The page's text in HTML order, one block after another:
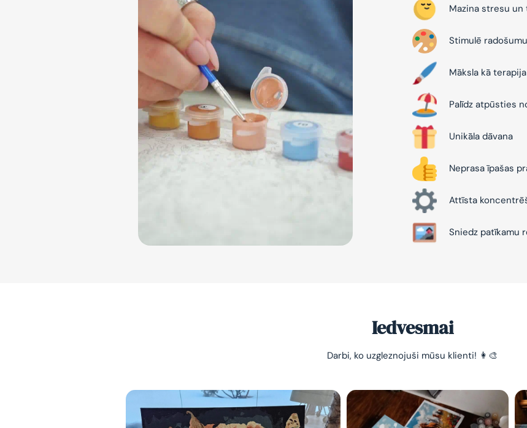
Mazina stresu un
Stimulē radošumu
Māksla kā terapija
Palīdz atpūsties
Unikāla dāvana
Neprasa īpašas
Attīsta
Sniedz patīkamu
Iedvesmai
Darbi, ko uzgleznojuši mūsu klienti! 👩‍🎨
-10%
Vienkāršs veids,
nomierināt